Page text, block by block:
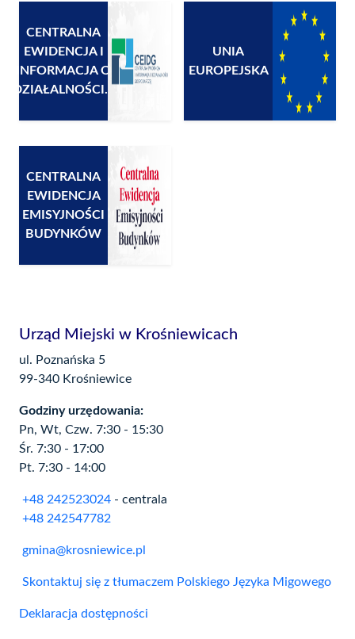
CENTRALNA
EWIDENCJA I
INFORMACJA O
DZIAŁALNOŚCI...
UNIA
EUROPEJSKA
CENTRALNA
EWIDENCJA
EMISYJNOŚCI
BUDYNKÓW
Urząd Miejski w Krośniewicach
ul. Poznańska 5
99-340 Krośniewice
Godziny urzędowania:
Pn, Wt, Czw. 7:30 - 15:30
Śr. 7:30 - 17:00
Pt. 7:30 - 14:00
+48 242523024 - centrala
+48 242547782
gmina@krosniewice.pl
Skontaktuj się z tłumaczem Polskiego Języka Migowego
Deklaracja dostępności